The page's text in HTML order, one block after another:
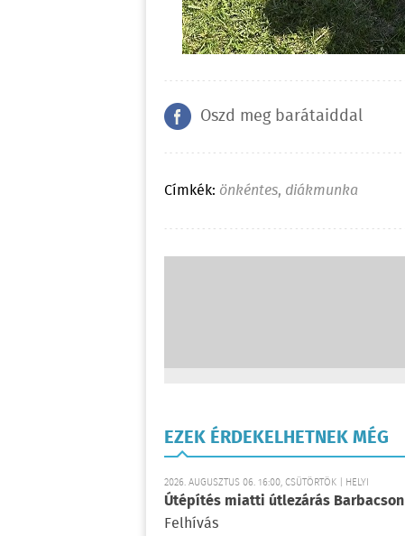
Oszd meg barátaiddal
Címkék: önkéntes, diákmunka
EZEK ÉRDEKELHETNEK MÉG
2026. AUGUSZTUS 06. 16:00, CSÜTÖRTÖK | HELYI
Útépítés miatti útlezárás Barbacson
Felhívás